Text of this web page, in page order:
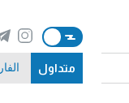
متداول